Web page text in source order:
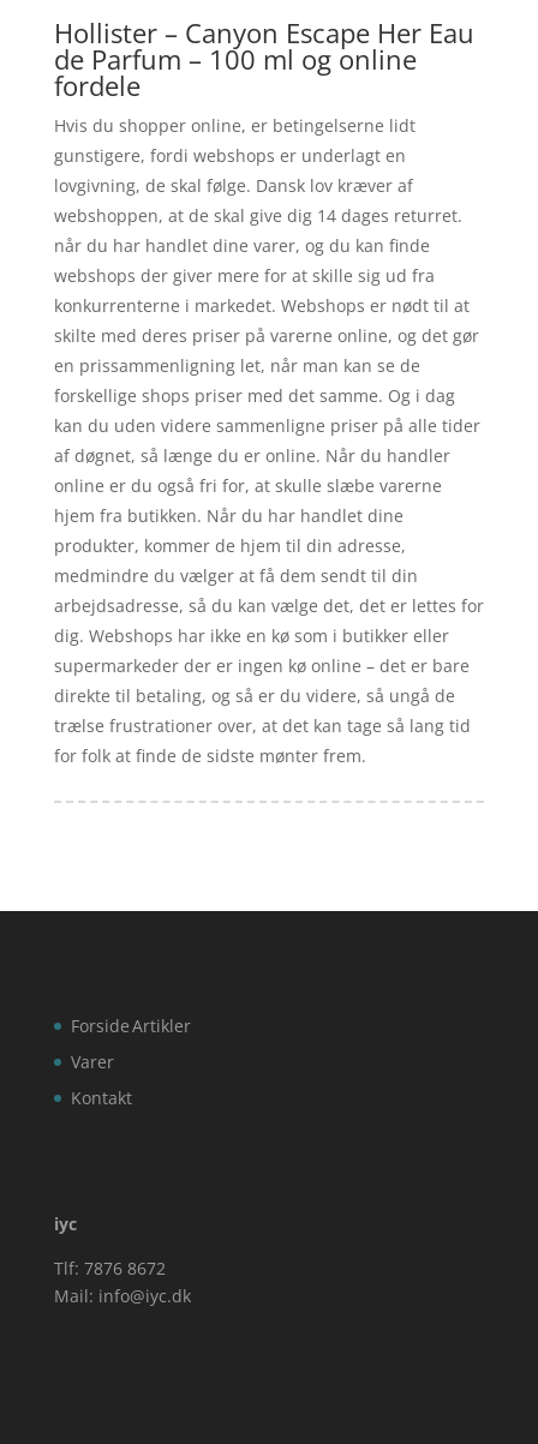
Hollister – Canyon Escape Her Eau
de Parfum – 100 ml og online
fordele
Hvis du shopper online, er betingelserne lidt
gunstigere, fordi webshops er underlagt en
lovgivning, de skal følge. Dansk lov kræver af
webshoppen, at de skal give dig 14 dages returret.
når du har handlet dine varer, og du kan finde
webshops der giver mere for at skille sig ud fra
konkurrenterne i markedet. Webshops er nødt til at
skilte med deres priser på varerne online, og det gør
en prissammenligning let, når man kan se de
forskellige shops priser med det samme. Og i dag
kan du uden videre sammenligne priser på alle tider
af døgnet, så længe du er online. Når du handler
online er du også fri for, at skulle slæbe varerne
hjem fra butikken. Når du har handlet dine
produkter, kommer de hjem til din adresse,
medmindre du vælger at få dem sendt til din
arbejdsadresse, så du kan vælge det, det er lettes for
dig. Webshops har ikke en kø som i butikker eller
supermarkeder der er ingen kø online – det er bare
direkte til betaling, og så er du videre, så ungå de
trælse frustrationer over, at det kan tage så lang tid
for folk at finde de sidste mønter frem.
Forside
Varer
Kontakt
Artikler
iyc
Tlf: 7876 8672
Mail: info@iyc.dk